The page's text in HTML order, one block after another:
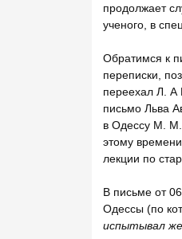
продолжает
ученого, в
Обратимся к
переписки,
переехал Л.
письмо Льва
в Одессу М. М.
этому
лекции по
В письме от
Одессы (по
испытывал